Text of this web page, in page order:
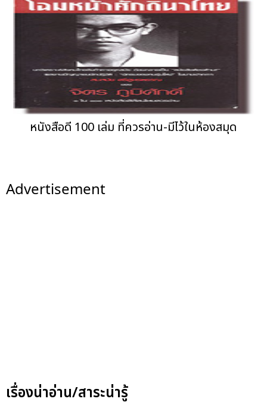
หนังสือดี 100 เล่ม ที่ควรอ่าน-มีไว้ในห้องสมุด
Advertisement
เรื่องน่าอ่าน/สาระน่ารู้